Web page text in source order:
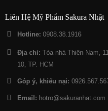
Liên Hệ Mỹ Phẩm Sakura Nhật
Hotline: 0908.38.1916
Địa chỉ:
Tòa nhà Thiên Nam,
10, TP. HCM
Góp ý, khiếu nại:
Email: hotro@sakuranhat.com